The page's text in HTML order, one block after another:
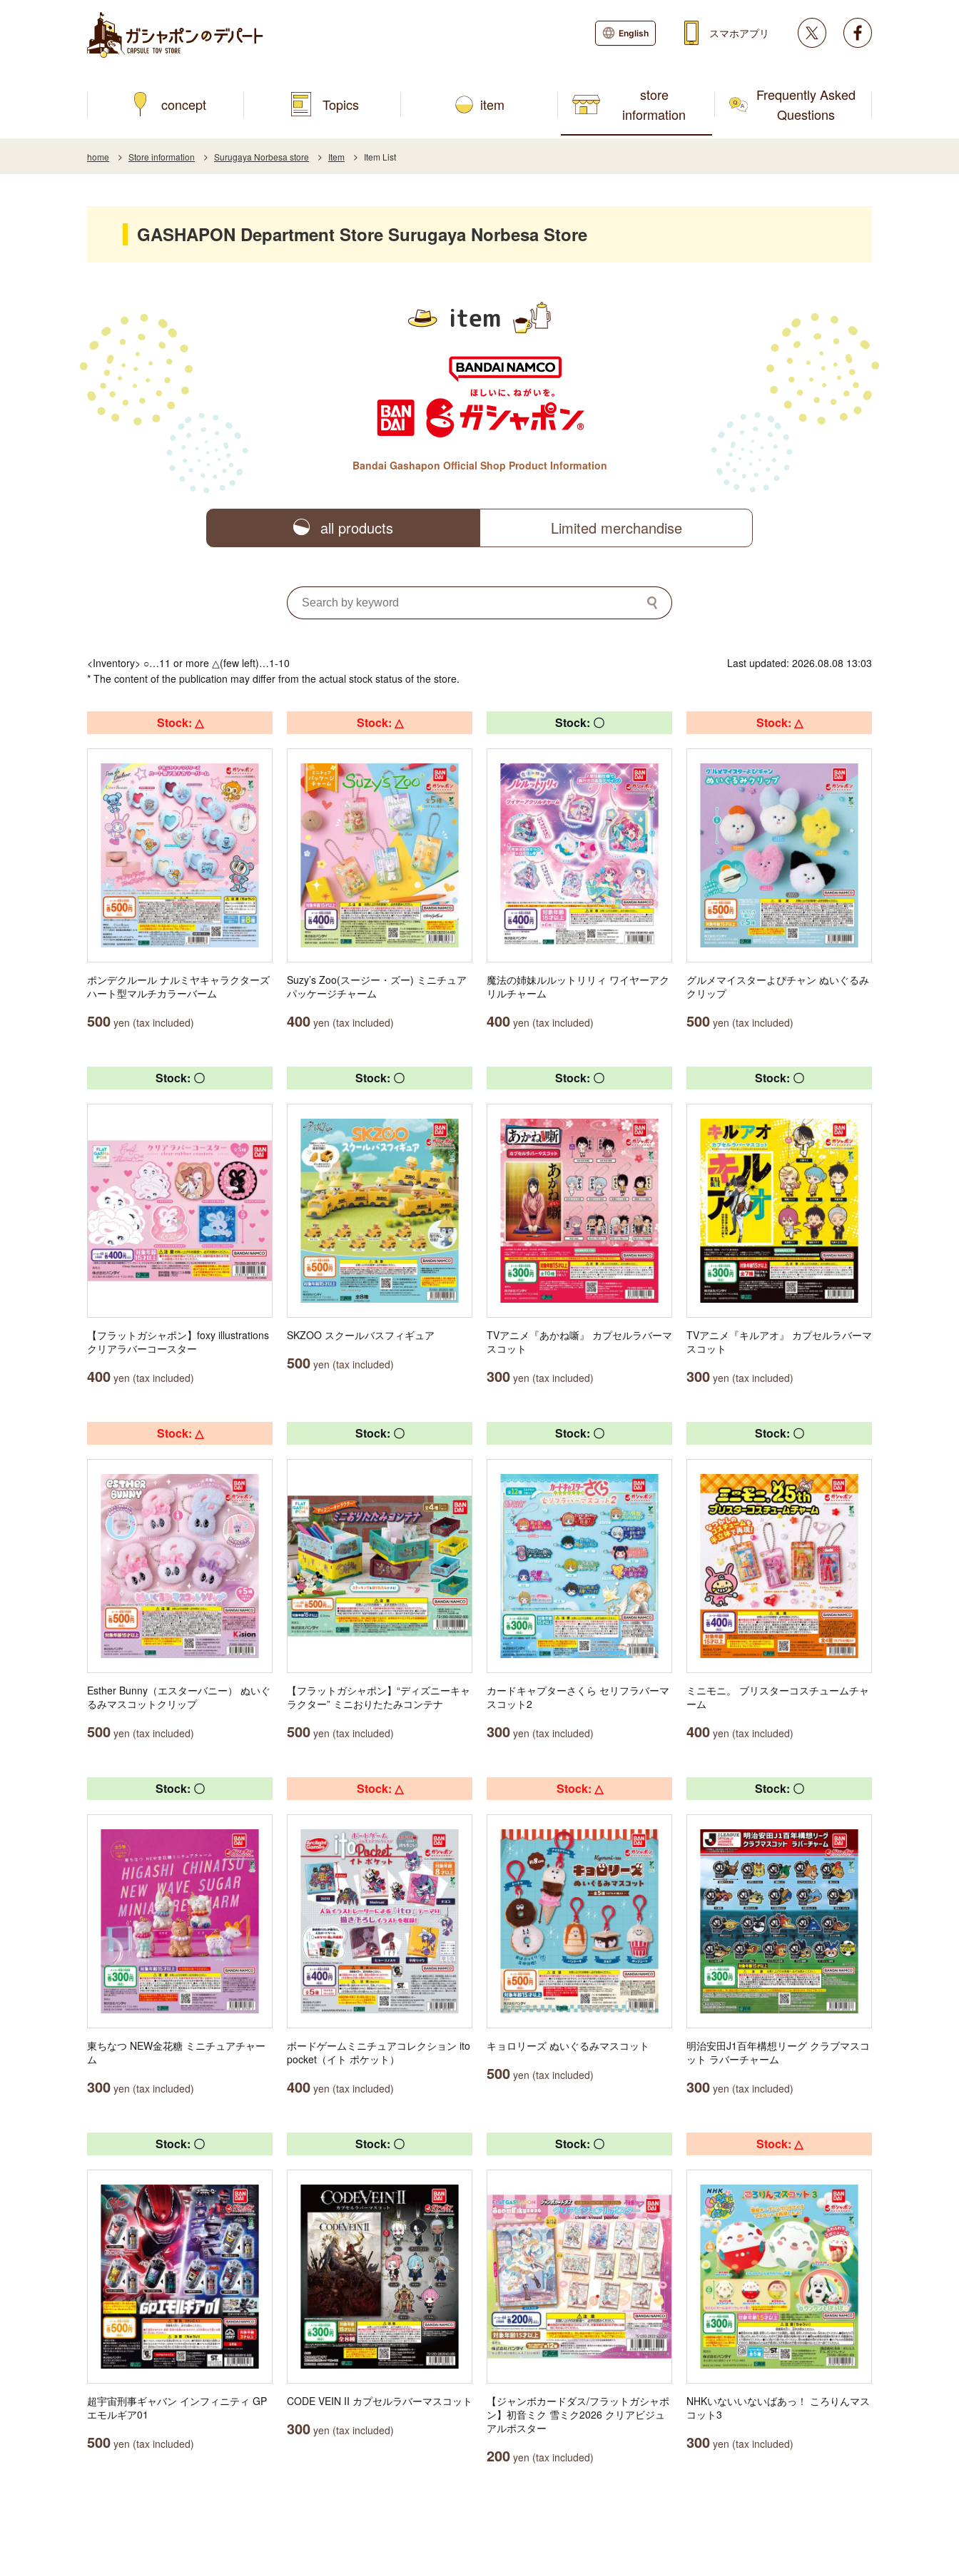
concept Topics item
store
information
Frequently Asked
Questions
English スマホアプリ Twitter
home Store information Surugaya Norbesa store Item Item List
GASHAPON Department Store Surugaya Norbesa Store
item
Bandai Gashapon Official Shop Product Information
all products Limited merchandise
<Inventory> ○…11 or more △(few left)…1-10
* The content of the publication may differ from the actual stock status of the store.
Last updated: 2026.08.08 13:03
Stock: △
ポンデクルール ナルミヤキャラクターズ
ハート型マルチカラーバーム
500 yen (tax included)
Stock: △
Suzy’s Zoo(スージー・ズー) ミニチュア
パッケージチャーム
400 yen (tax included)
Stock: 〇
魔法の姉妹ルルットリリィ ワイヤーアク
リルチャーム
400 yen (tax included)
Stock: △
グルメマイスターよぴチャン ぬいぐるみ
クリップ
500 yen (tax included)
Stock: 〇
【フラットガシャポン】foxy illustrations
クリアラバーコースター
400 yen (tax included)
Stock: 〇
SKZOO スクールバスフィギュア
500 yen (tax included)
Stock: 〇
TVアニメ『あかね噺』 カプセルラバーマ
スコット
300 yen (tax included)
Stock: 〇
TVアニメ『キルアオ』 カプセルラバーマ
スコット
300 yen (tax included)
Stock: △
Esther Bunny（エスターバニー） ぬいぐ
るみマスコットクリップ
500 yen (tax included)
Stock: 〇
【フラットガシャポン】“ディズニーキャ
ラクター” ミニおりたたみコンテナ
500 yen (tax included)
Stock: 〇
カードキャプターさくら セリフラバーマ
スコット2
300 yen (tax included)
Stock: 〇
ミニモニ。 ブリスターコスチュームチャ
ーム
400 yen (tax included)
Stock: 〇
東ちなつ NEW金花糖 ミニチュアチャー
ム
300 yen (tax included)
Stock: △
ボードゲームミニチュアコレクション ito
pocket（イト ポケット）
400 yen (tax included)
Stock: △
キョロリーズ ぬいぐるみマスコット
500 yen (tax included)
Stock: 〇
明治安田J1百年構想リーグ クラブマスコ
ット ラバーチャーム
300 yen (tax included)
Stock: 〇
超宇宙刑事ギャバン インフィニティ GP
エモルギア01
500 yen (tax included)
Stock: 〇
CODE VEIN II カプセルラバーマスコット
300 yen (tax included)
Stock: 〇
【ジャンボカードダス/フラットガシャポ
ン】初音ミク 雪ミク2026 クリアビジュ
アルポスター
200 yen (tax included)
Stock: △
NHKいないいないばあっ！ ころりんマス
コット3
300 yen (tax included)